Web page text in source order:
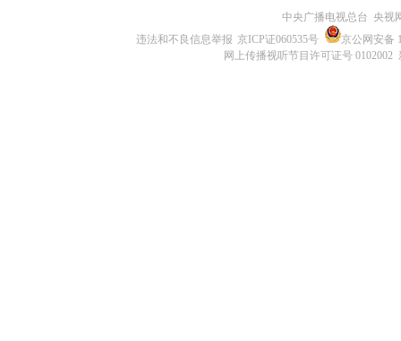
中央广播电视总台 央视
违法和不良信息举报 京ICP证060535号
京公网安备
网上传播视听节目许可证号 0102002